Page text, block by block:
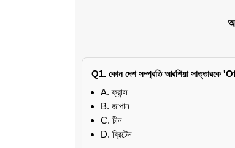
Q1. কোন দেশ সম্প্রতি আরশিয়া
A. ফ্রান্স
B. জাপান
C. চীন
D. ব্রিটেন